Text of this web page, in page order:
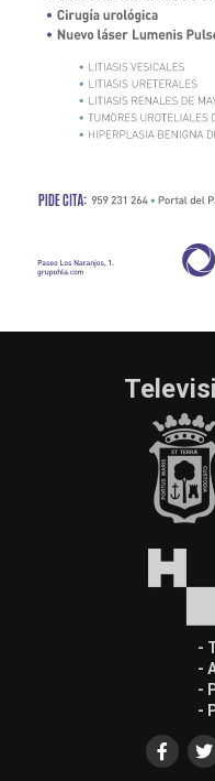
-
-
-
-